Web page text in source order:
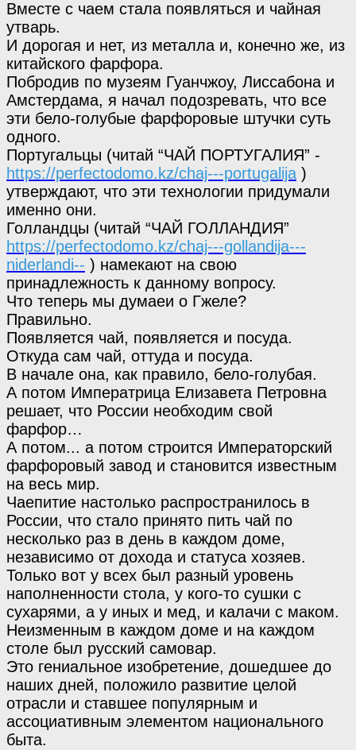
Вместе с чаем стала появляться и чайная
утварь.
И дорогая и нет, из металла и, конечно же, из
китайского фарфора.
Побродив по музеям Гуанчжоу, Лиссабона и
Амстердама, я начал подозревать, что все
эти бело-голубые фарфоровые штучки суть
одного.
Португальцы (читай “ЧАЙ ПОРТУГАЛИЯ” -
https://perfectodomo.kz/chaj---portugalija )
утверждают, что эти технологии придумали
именно они.
Голландцы (читай “ЧАЙ ГОЛЛАНДИЯ”
https://perfectodomo.kz/chaj---gollandija---
niderlandi-- ) намекают на свою
принадлежность к данному вопросу.
Что теперь мы думаеи о Гжеле?
Правильно.
Появляется чай, появляется и посуда.
Откуда сам чай, оттуда и посуда.
В начале она, как правило, бело-голубая.
А потом Императрица Елизавета Петровна
решает, что России необходим свой
фарфор…
А потом... а потом строится Императорский
фарфоровый завод и становится известным
на весь мир.
Чаепитие настолько распространилось в
России, что стало принято пить чай по
несколько раз в день в каждом доме,
независимо от дохода и статуса хозяев.
Только вот у всех был разный уровень
наполненности стола, у кого-то сушки с
сухарями, а у иных и мед, и калачи с маком.
Неизменным в каждом доме и на каждом
столе был русский самовар.
Это гениальное изобретение, дошедшее до
наших дней, положило развитие целой
отрасли и ставшее популярным и
ассоциативным элементом национального
быта.